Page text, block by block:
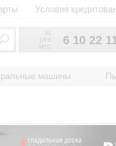
Условия
A1
LIFE
MTC
6 10 22
2 18 33
машины